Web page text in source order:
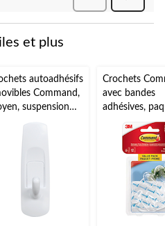
et plus
autoadhésifs
Command,
suspension
Crochets
avec bandes
adhésives,
économique,
transparent,